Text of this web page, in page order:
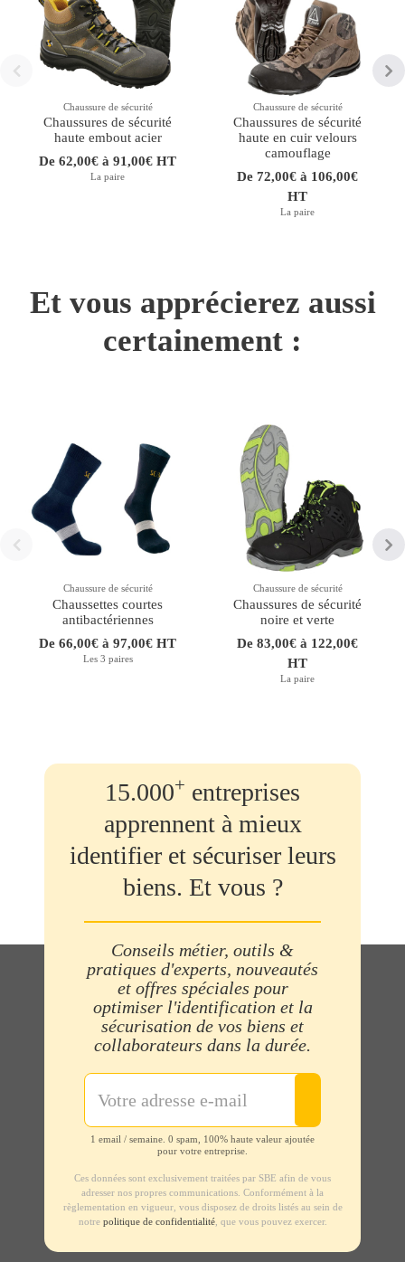
Chaussure de sécurité
Chaussures de sécurité
haute embout acier
De 62,00€ à 91,00€ HT
La paire
Chaussure de sécurité
Chaussures de sécurité
haute en cuir velours
camouflage
De 72,00€ à 106,00€
HT
La paire
Et vous apprécierez aussi
certainement :
Chaussure de sécurité
Chaussettes courtes
antibactériennes
De 66,00€ à 97,00€ HT
Les 3 paires
Chaussure de sécurité
Chaussures de sécurité
noire et verte
De 83,00€ à 122,00€
HT
La paire
15.000+ entreprises
apprennent à mieux
identifier et sécuriser leurs
biens. Et vous ?
Conseils métier, outils &
pratiques d'experts, nouveautés
et offres spéciales pour
optimiser l'identification et la
sécurisation de vos biens et
collaborateurs dans la durée.
1 email / semaine. 0 spam, 100% haute valeur ajoutée
pour votre entreprise.
Ces données sont exclusivement traitées par SBE afin de vous
adresser nos propres communications. Conformément à la
règlementation en vigueur, vous disposez de droits listés au sein de
notre politique de confidentialité, que vous pouvez exercer.